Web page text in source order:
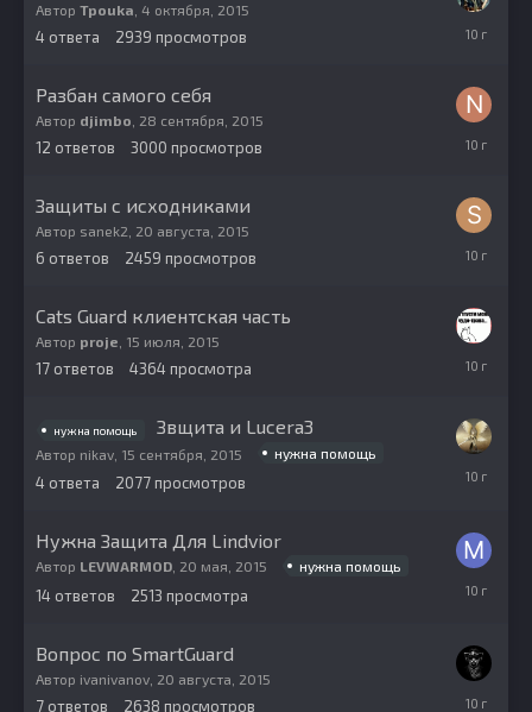
Автор Tpоuka 4 октября, 2015
4 ответа 2939 просмотров
октября,
Разбан самого себя
Автор djimbo 28 сентября, 2015
12 ответов 3000 просмотров
сентября,
Защиты с исходниками
Автор sanek2 20 августа, 2015
6 ответов 2459 просмотров
сентября,
Cats Guard клиентская часть
Автор proje 15 июля, 2015
17 ответов 4364 просмотра
сентября,
нужна помощь Звщита и Lucera3
Автор nikav 15 сентября, 2015 нужна помощь
4 ответа 2077просмотров
сентября,
Нужна Защита Для Lindvior
Автор LEVWARMOD 20 мая, 2015 нужна помощь
14 ответов 2513 просмотра
сентября,
Вопрос по SmartGuard
Автор ivanivanov 20 августа, 2015
7 ответов 2638 просмотров